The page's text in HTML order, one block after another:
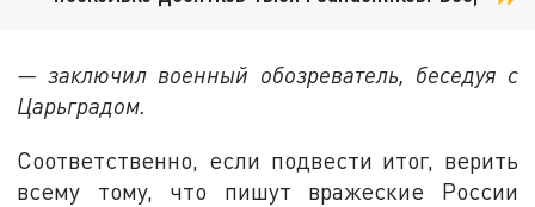
— заключил военный обозреватель, беседуя с
Царьградом.
Соответственно, если подвести итог, верить
всему тому, что пишут вражеские России